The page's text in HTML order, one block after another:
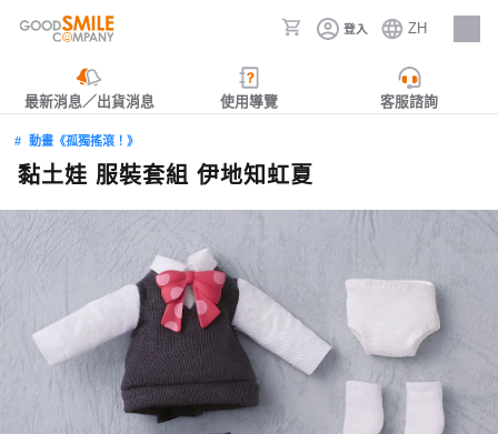
登入 ZH
人才招募
最新消息／出貨消息 使用導覽 客服諮詢
動畫《孤獨搖滾！》
黏土娃 服裝套組 伊地知虹夏